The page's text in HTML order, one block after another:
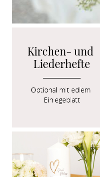
Kirchen- und
Liederhefte
Optional mit edlem
Einlegeblatt